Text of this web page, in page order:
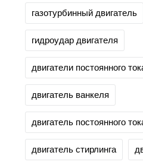
газотурбинный двигатель
гидроудар двигателя
двигатели постоянного
двигатель ванкеля
двигатель постоянного
двигатель стирлинга